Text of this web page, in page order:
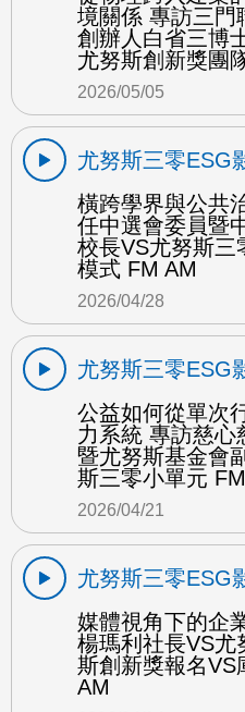
境關係 專訪三門
創辦人白省三博
尤努斯創新獎團
2026/05/05
尤努斯三零ESG
橫跨學界與公共
任中選會委員暨
校長VS尤努斯三
模式 FM AM
2026/04/28
尤努斯三零ESG
公益如何從單次
力系統 專訪慈心
暨尤努斯基金會
斯三零小單元
2026/04/21
尤努斯三零ESG
媒體視角下的企
楊瑪利社長VS尤
斯創新獎報名VS
AM